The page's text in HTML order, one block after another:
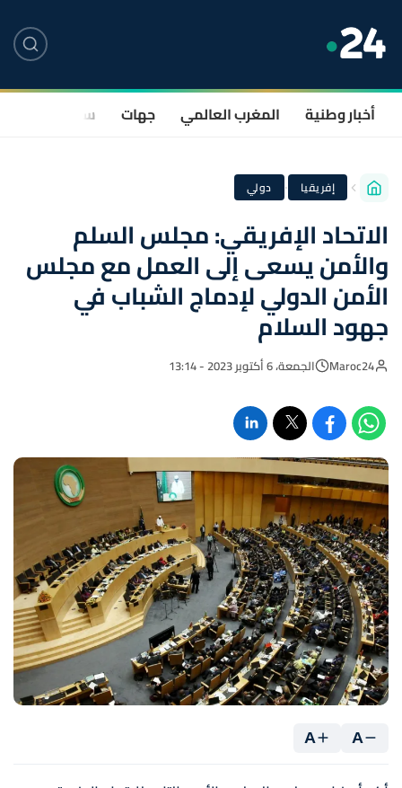
أخبار وطنية المغرب العالمي جهات سياسة
إفريقيا · دولي
الاتحاد الإفريقي: مجلس السلم
والأمن يسعى إلى العمل مع مجلس
الأمن الدولي لإدماج الشباب في
جهود السلام
Maroc24 الجمعة، 6 أكتوبر 2023 - 13:14
A
A